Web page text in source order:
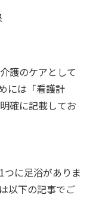
護のケアとして
には「看護計
確に記載してお
に足浴がありま
以下の記事でご